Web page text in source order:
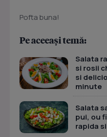
Pofta buna!
Pe aceeași temă:
Salata
si rosii
si
minute
Salata
pui, ou
rapida